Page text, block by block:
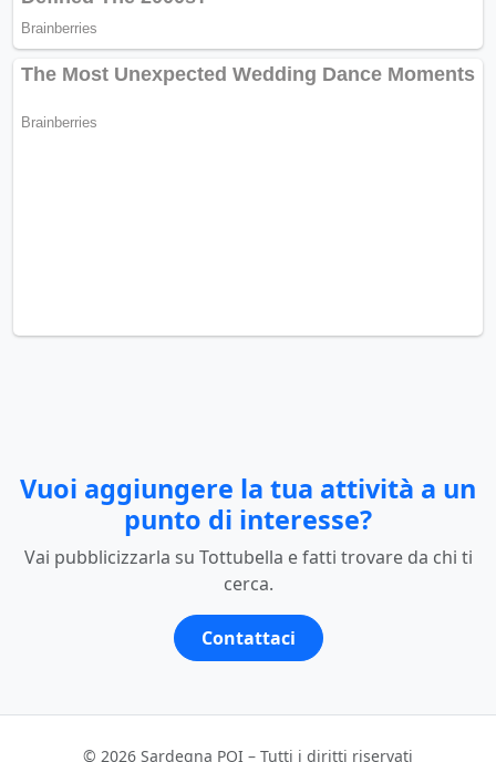
Vuoi aggiungere la tua attività a un
punto di interesse?
Vai pubblicizzarla su Tottubella e fatti trovare da chi ti
cerca.
Contattaci
© 2026 Sardegna POI – Tutti i diritti riservati